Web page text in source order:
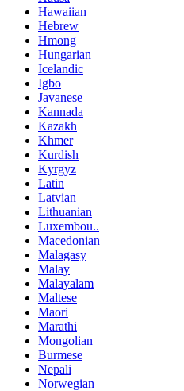
Hawaiian
Hebrew
Hmong
Hungarian
Icelandic
Igbo
Javanese
Kannada
Kazakh
Khmer
Kurdish
Kyrgyz
Latin
Latvian
Lithuanian
Luxembou..
Macedonian
Malagasy
Malay
Malayalam
Maltese
Maori
Marathi
Mongolian
Burmese
Nepali
Norwegian